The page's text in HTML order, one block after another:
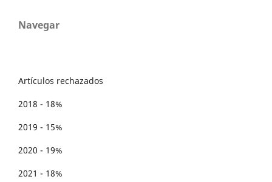
Navegar
Artículos rechazados
2018 - 18%
2019 - 15%
2020 - 19%
2021 - 18%